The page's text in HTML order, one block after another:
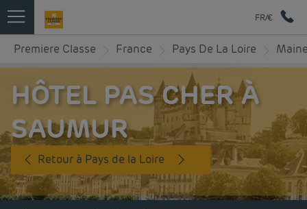
FR/€
Premiere Classe France Pays De La Loire
HÔTEL PAS CHER À
SAUMUR
Retour à Pays de la Loire